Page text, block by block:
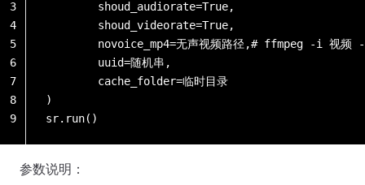
        shoud_audiorate=True,
        shoud_videorate=True,
novoice_mp4=无声视频路径,# ffmpeg -i 视频
        uuid=随机串,
        cache_folder=临时目录
)
sr.run()
3
4
5
6
7
8
9
参数说明：